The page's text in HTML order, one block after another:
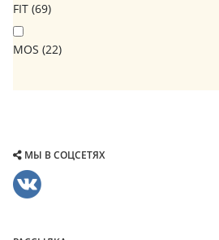
FIT (69)
MOS (22)
МЫ В СОЦСЕТЯХ